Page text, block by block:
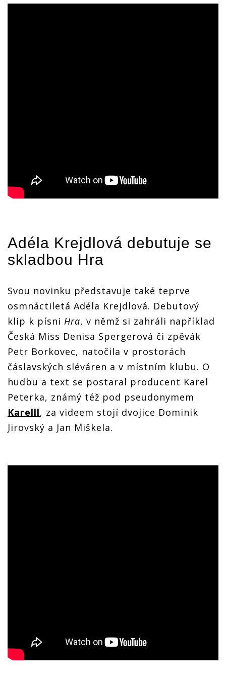
Adéla Krejdlová debutuje se
skladbou Hra
Svou novinku představuje také teprve
osmnáctiletá Adéla Krejdlová. Debutový
klip k písni Hra, v němž si zahráli například
Česká Miss Denisa Spergerová či zpěvák
Petr Borkovec, natočila v prostorách
čáslavských sléváren a v místním klubu. O
hudbu a text se postaral producent Karel
Peterka, známý též pod pseudonymem
Karelll, za videem stojí dvojice Dominik
Jirovský a Jan Miškela.